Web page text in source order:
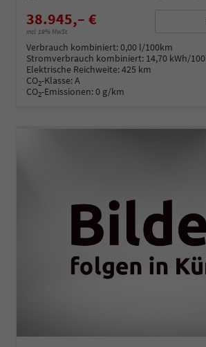
38.945,– €
incl. 19% MwSt.
Verbrauch kombiniert:0,00 l/100km
Stromverbrauch kombiniert: 14,70 kWh/
Elektrische Reichweite:425 km
CO2-Klasse:A
CO2-Emissionen:0 g/km